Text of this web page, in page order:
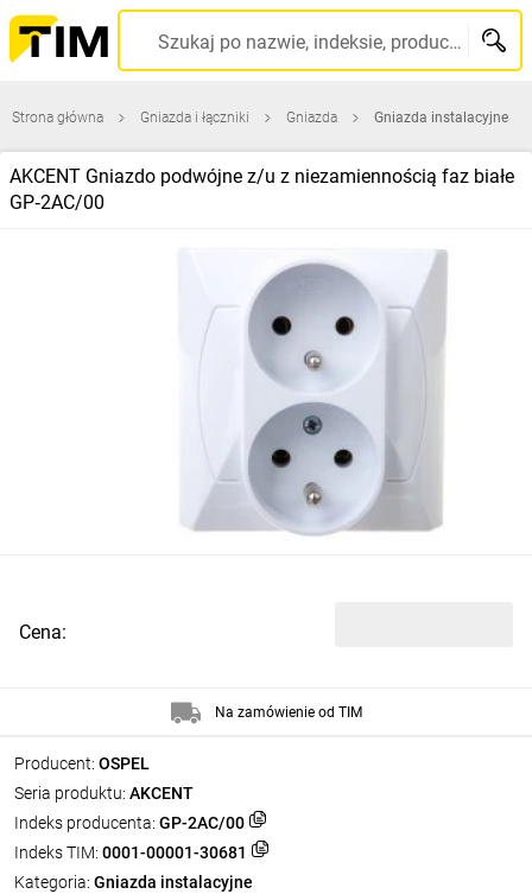
Szukaj po nazwie, indeksie, producencie, kodzie kreskowym...
Strona główna Gniazda i łączniki Gniazda Gniazda instalacyjne
AKCENT Gniazdo podwójne z/u z niezamiennością faz białe
GP‑2AC/00
Producent: OSPEL
Seria produktu: AKCENT
Indeks producenta: GP-2AC/00
Indeks TIM: 0001-00001-30681
Kategoria: Gniazda instalacyjne
Cena:
Na zamówienie od TIM